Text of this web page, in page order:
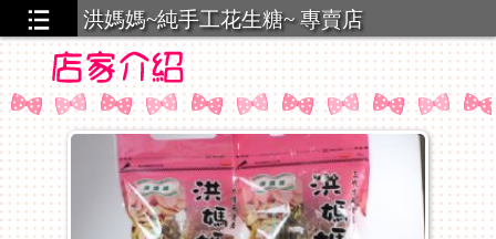
洪媽媽~純手工花生糖~ 專賣店